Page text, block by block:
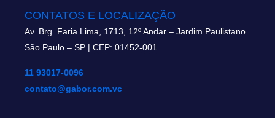
CONTATOS E LOCALIZAÇÃO
Av. Brg. Faria Lima, 1713, 12º Andar – Jardim Paulistano
São Paulo – SP | CEP: 01452-001
11 93017-0096
contato@gabor.com.vc